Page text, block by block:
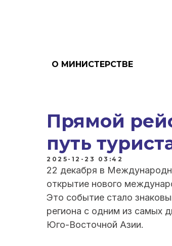
О МИНИСТЕРСТВЕ
Прямой
путь
2025-12-23 03:42
22 декабря в
открытие нового
Это событие стало
региона с одним из самых
Юго-Восточной Азии.